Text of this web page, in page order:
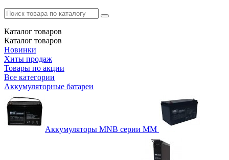
Каталог товаров
Каталог товаров
Новинки
Хиты продаж
Товары по акции
Все категории
Аккумуляторные батареи
Аккумуляторы MNB серии MM